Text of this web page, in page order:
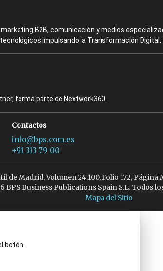
marketing B2B, comunicación y medios
impulsando la Transformación Digital,
forma parte de Nextwork360.
Contactos
info@bps.com.es
+91 313 79 00
de Madrid, Volumen 24.100, Folio 172,
BPS Business Publications Spain S.L. Todos
Mapa del Sitio
botón.